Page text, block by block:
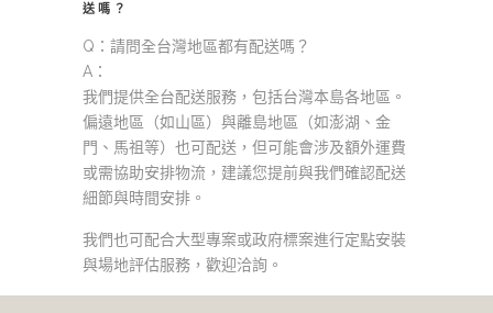
送嗎？
Q：請問全台灣地區都有配送嗎？
A：
我們提供全台配送服務，包括台灣本島各地區。
偏遠地區（如山區）與離島地區（如澎湖、金
門、馬祖等）也可配送，但可能會涉及額外運費
或需協助安排物流，建議您提前與我們確認配送
細節與時間安排。
我們也可配合大型專案或政府標案進行定點安裝
與場地評估服務，歡迎洽詢。